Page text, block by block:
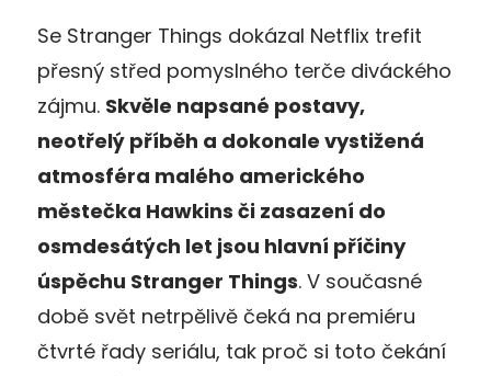
Se Stranger Things dokázal Netflix trefit
přesný střed pomyslného terče diváckého
zájmu. Skvěle napsané postavy,
neotřelý příběh a dokonale vystižená
atmosféra malého amerického
městečka Hawkins či zasazení do
osmdesátých let jsou hlavní příčiny
úspěchu Stranger Things. V současné
době svět netrpělivě čeká na premiéru
čtvrté řady seriálu, tak proč si toto čekání